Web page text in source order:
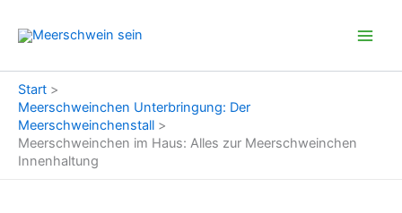
Inhalt
Start
Meerschweinchen Unterbringung: Der
Meerschweinchenstall
Meerschweinchen im Haus: Alles zur Meerschweinchen
Innenhaltung